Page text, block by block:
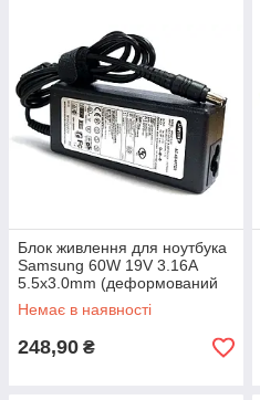
Блок живлення для ноутбука
Samsung 60W 19V 3.16A
5.5x3.0mm (деформований
корпус)
Немає в наявності
248,90 ₴